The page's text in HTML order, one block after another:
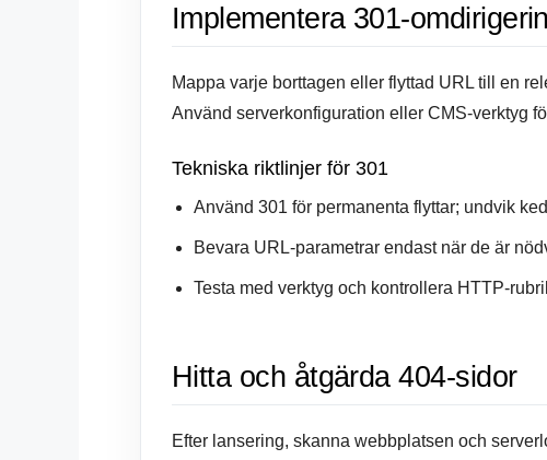
Implementera 301-
Mappa varje borttagen eller flyttad URL till en
Använd serverkonfiguration eller CMS-verktyg
Tekniska riktlinjer för 301
Använd 301 för permanenta flyttar; undvik
Bevara URL-parametrar endast när de är
Testa med verktyg och kontrollera HTTP-
Hitta och åtgärda 404-sidor
Efter lansering, skanna webbplatsen och